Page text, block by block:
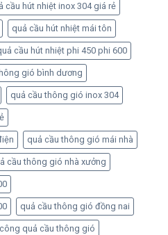
cầu hút nhiệt inox 304 giá rẻ
quả cầu hút nhiệt mái tôn
cầu hút nhiệt phi 450 phi 600
gió bình dương
quả cầu thông gió inox 304
quả cầu thông gió mái nhà
cầu thông gió nhà xưởng
quả cầu thông gió đồng nai
quả cầu thông gió